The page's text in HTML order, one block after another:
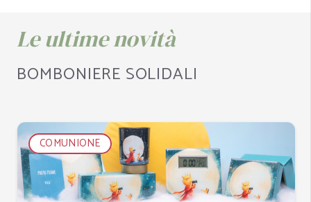
Le ultime novità
BOMBONIERE SOLIDALI
MATRIMONIO